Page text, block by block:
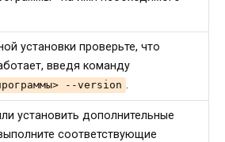
установки проверьте, что
введя команду
--version .
установить дополнительные
соответствующие